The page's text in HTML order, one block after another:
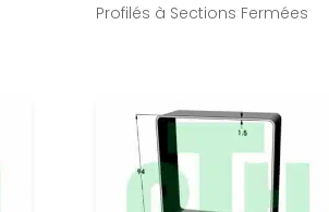
Profilés à Sections Fermées